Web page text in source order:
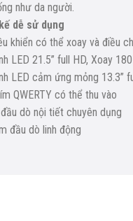
như da người.
dễ sử dụng
khiển có thể xoay và điều
LED 21.5” full HD, Xoay
LED cảm ứng mỏng 13.3”
QWERTY có thể thu vào
dò nội tiết chuyên dụng
đầu dò linh động